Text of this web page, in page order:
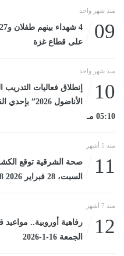
منذ شهر واحد
09
على قطاع غزة
منذ شهر واحد
10
إنطلاق فعاليات
05:10 مـ
منذ 5 أشهر
11
السبت، 28 فبراير 2026 09:18 مـ
منذ 7 أشهر
12
رفاهية أوروبية.. مواعيد
الجمعة 16-1-2026